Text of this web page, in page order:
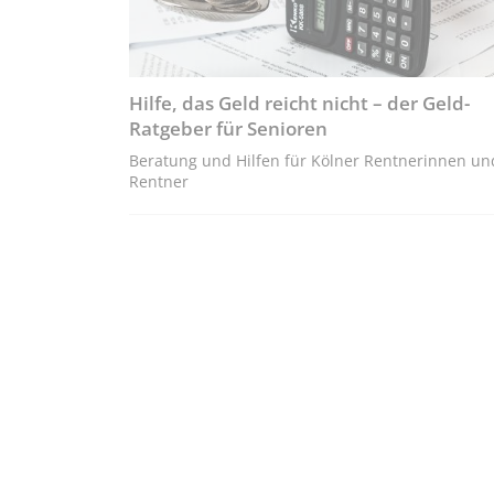
Hilfe, das Geld reicht nicht – der Geld-
Ratgeber für Senioren
Beratung und Hilfen für Kölner Rentnerinnen
Rentner